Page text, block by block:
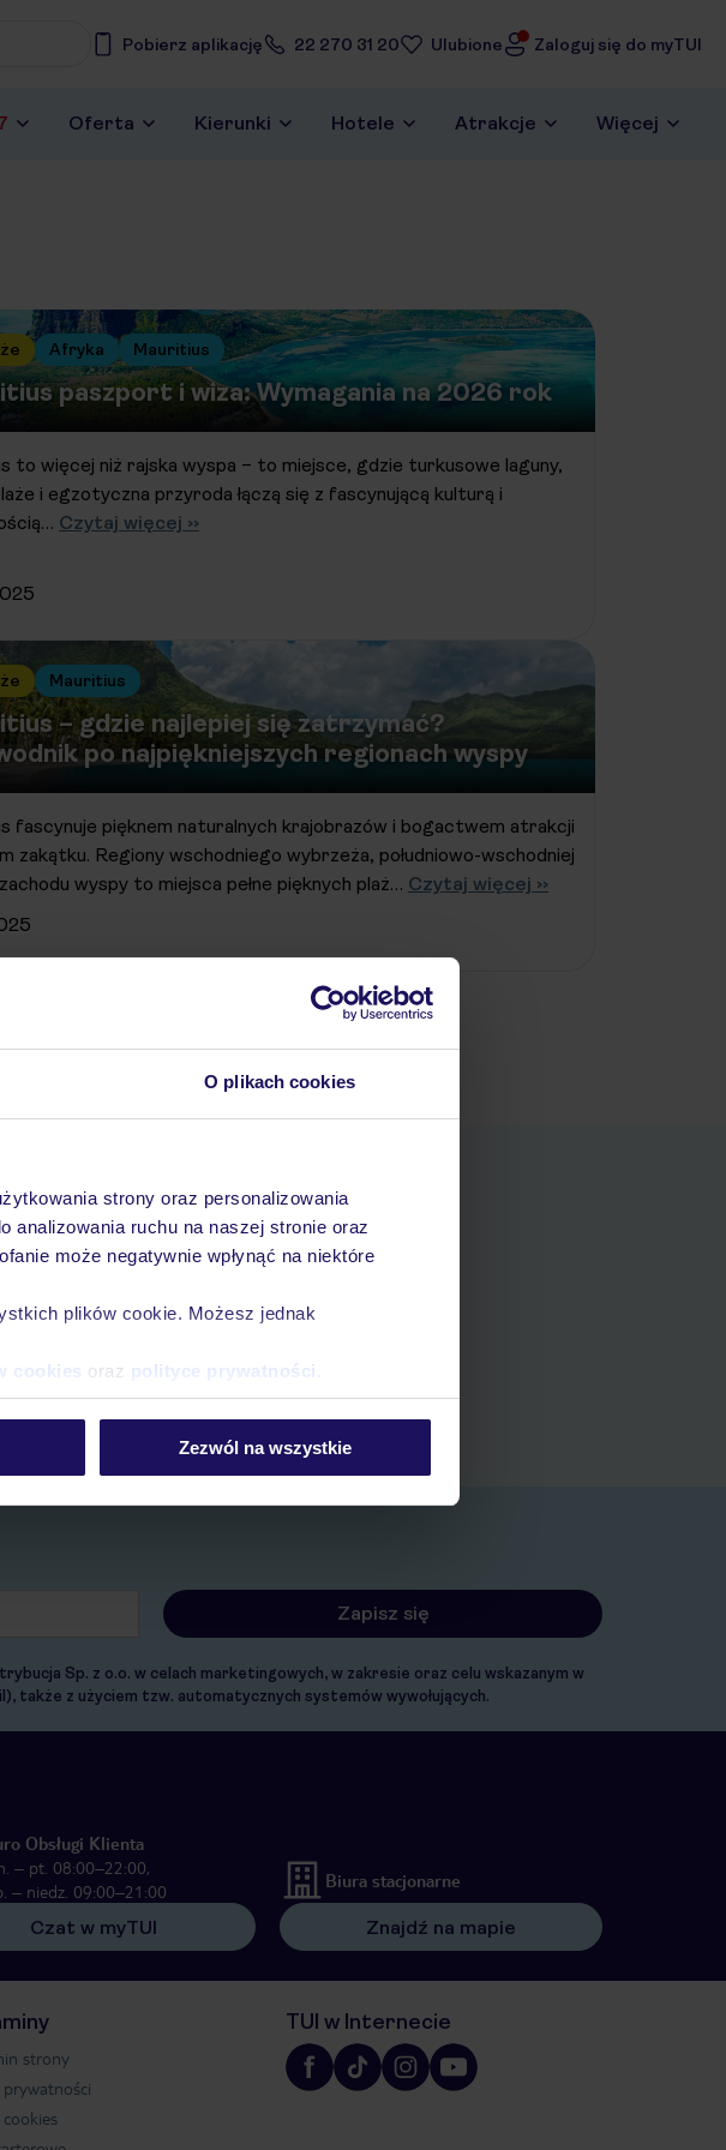
O plikach cookies
strony oraz personalizowania
ruchu na naszej stronie oraz
może negatywnie wpłynąć na niektóre
plików cookie. Możesz jednak
cookies oraz polityce prywatności
Zezwól na wszystkie
Pobierz aplikację 22 270 31 20 Ulubione Zaloguj się do myTUI
Oferta Kierunki Hotele Atrakcje Więcej
Afryka Mauritius
paszport i wiza: Wymagania na 2026 rok
to więcej niż rajska wyspa – to miejsce, gdzie turkusowe laguny,
i egzotyczna przyroda łączą się z fascynującą kulturą i
Czytaj więcej ››
Mauritius
– gdzie najlepiej się zatrzymać?
po najpiękniejszych regionach wyspy
fascynuje pięknem naturalnych krajobrazów i bogactwem atrakcji
zakątku. Regiony wschodniego wybrzeża, południowo-wschodniej
wyspy to miejsca pełne pięknych plaż… Czytaj więcej ››
TUI
ich udostępniania
oglądanych ofert
informacje o Twojej rezerwacji w myTUI
Sp. z o.o. w celach marketingowych, w zakresie oraz celu wskazanym w
także z użyciem tzw. automatycznych systemów wywołujących.
Obsługi Klienta
– pt. 08:00–22:00,
– niedz. 09:00–21:00
Czat w myTUI
Biura stacjonarne
Znajdź na mapie
strony
TUI w Internecie